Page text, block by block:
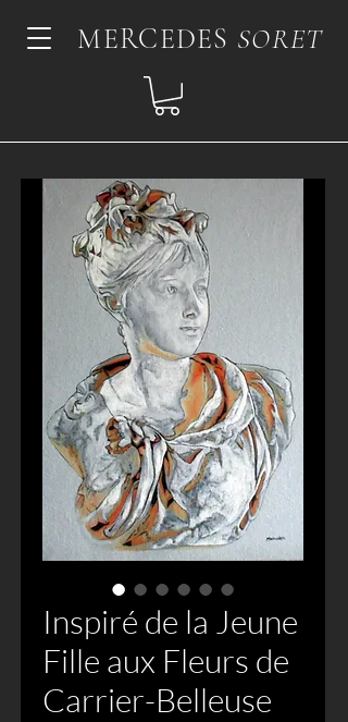
MERCEDES SORET
Inspiré de la Jeune
Fille aux Fleurs de
Carrier-Belleuse